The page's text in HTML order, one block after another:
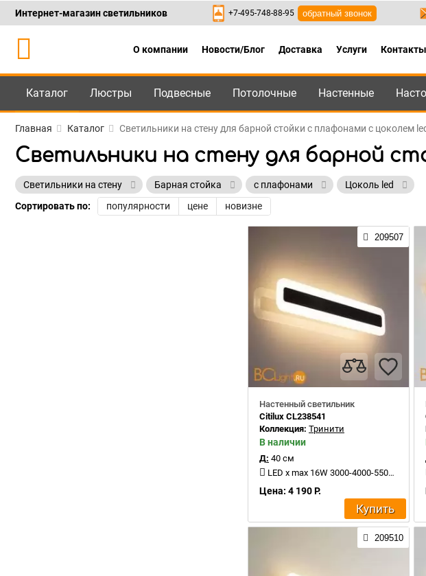
Каталог +7-495-748-88-95 ,8-800-550-95-45
Интернет-магазин светильников +7-495-748-88-95 обратный звонок
О компании Новости/Блог Доставка Услуги Контакты
Каталог Люстры Подвесные Потолочные Настенные
Главная Каталог Светильники на стену для барной стойки с плафонами с цоколем
Светильники на стену для барной
Светильники на стену Барная стойка с плафонами
Цоколь led
Сортировать по:
популярности цене новизне
209507
Настенный светильник
Citilux CL238541
Коллекция: Тринити
В наличии
Д: 40 см
LED x max 16W 3000-4000-5500K 1500Lm
Цена: 4 190 Р.
Купить
209510